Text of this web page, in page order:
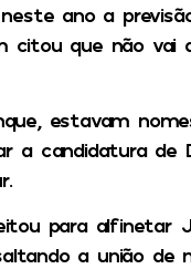
ano a
citou que não vai
estavam
a candidatura de
para alfinetar
a união